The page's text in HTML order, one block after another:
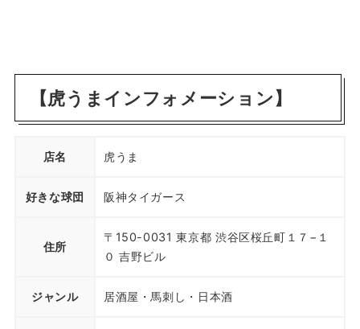
【虎うまインフォメーション】
店名 虎うま
好きな球団 阪神タイガース
住所
〒150-0031 東京都 渋谷区桜丘町１７−１
０ 吉野ビル
ジャンル 居酒屋・馬刺し・日本酒